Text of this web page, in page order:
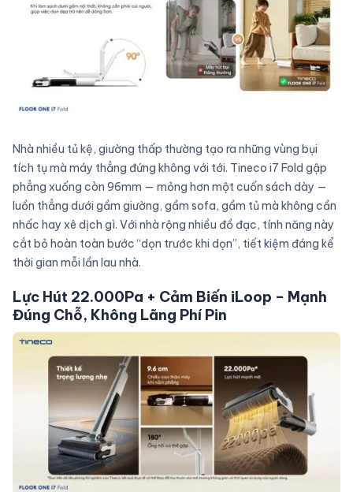
Nhà nhiều tủ kệ, giường thấp thường tạo ra những vùng bụi
tích tụ mà máy thẳng đứng không với tới. Tineco i7 Fold gập
phẳng xuống còn 96mm — mỏng hơn một cuốn sách dày —
luồn thẳng dưới gầm giường, gầm sofa, gầm tủ mà không cần
nhấc hay xê dịch gì. Với nhà rộng nhiều đồ đạc, tính năng này
cắt bỏ hoàn toàn bước “dọn trước khi dọn”, tiết kiệm đáng kể
thời gian mỗi lần lau nhà.
Lực Hút 22.000Pa + Cảm Biến iLoop – Mạnh
Đúng Chỗ, Không Lãng Phí Pin